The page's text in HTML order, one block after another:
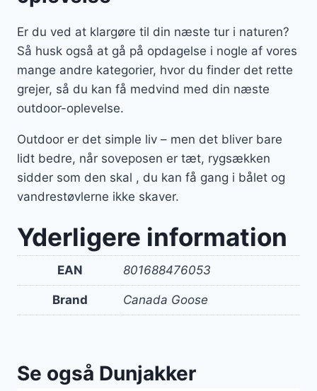
Er du ved at klargøre til din næste tur i naturen?
Så husk også at gå på opdagelse i nogle af vores
mange andre kategorier, hvor du finder det rette
grejer, så du kan få medvind med din næste
outdoor-oplevelse.
Outdoor er det simple liv – men det bliver bare
lidt bedre, når soveposen er tæt, rygsækken
sidder som den skal , du kan få gang i bålet og
vandrestøvlerne ikke skaver.
Yderligere information
EAN 801688476053
Brand Canada Goose
Se også Dunjakker